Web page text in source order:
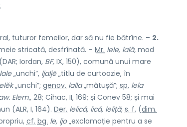
tuturor femeilor, dar să nu fie bătrîne. – 2.
stricată, desfrînată. – Mr. lele, lală, mod
Iordan, BF, IX, 150), comună unui mare
lale„unchi”, ljaljë„titlu de curtoazie, în
„unchi”; genov. lalla„mătușă”; sp. lela
Elem., 28; Cihac, II, 169; și Conev 58; și mai
(ALR, I, 164). Der. lelică, lică, leliță, s. f. (dim.
cf. bg. le, ljo„exclamație pentru a se